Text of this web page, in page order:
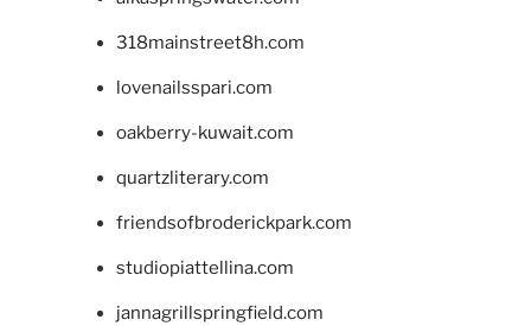
318mainstreet8h.com
lovenailsspari.com
oakberry-kuwait.com
quartzliterary.com
friendsofbroderickpark.com
studiopiattellina.com
jannagrillspringfield.com